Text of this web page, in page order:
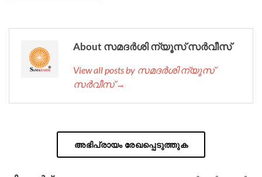
About സമദർശി ന്യൂസ് സർവീസ്
View all posts by സമദർശി ന്യൂസ്
സർവീസ് →
അഭിപ്രായം രേഖപ്പെടുത്തുക